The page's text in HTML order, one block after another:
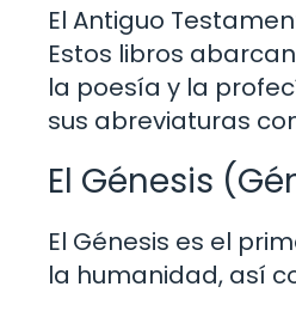
El Antiguo
Estos libros
la poesía y la
sus abreviaturas
El Génesis
El Génesis es el
la humanidad, así